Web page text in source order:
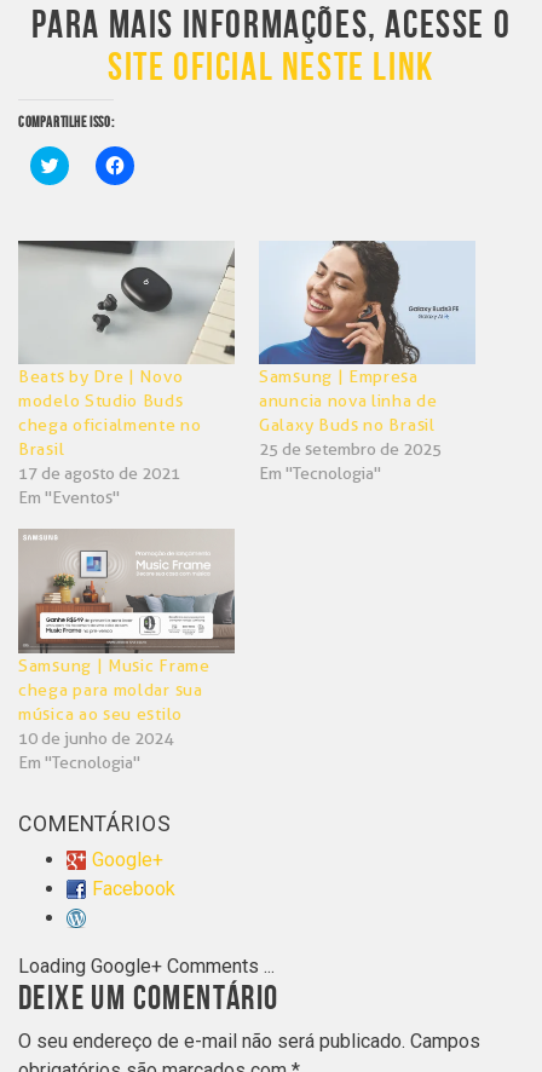
PARA MAIS INFORMAÇÕES, ACESSE O
SITE OFICIAL NESTE LINK
COMPARTILHE ISSO:
Clique
para
em
nova
janela)
Clique
para
em
nova
janela)
Beats by Dre | Novo
modelo Studio Buds
chega oficialmente no
Brasil
17 de agosto de 2021
Em "Eventos"
Samsung | Empresa
anuncia nova linha de
Galaxy Buds no Brasil
25 de setembro de 2025
Em "Tecnologia"
Samsung | Music Frame
chega para moldar sua
música ao seu estilo
10 de junho de 2024
Em "Tecnologia"
COMENTÁRIOS
Google+
Facebook
Loading Google+ Comments ...
DEIXE UM COMENTÁRIO
O seu endereço de e-mail não será publicado. Campos